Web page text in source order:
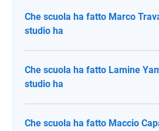
Che scuola ha fatto Marco
studio ha
Che scuola ha fatto Lamine
studio ha
Che scuola ha fatto Maccio